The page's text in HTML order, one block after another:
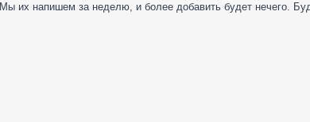
Мы их напишем за неделю, и более добавить будет нечего.